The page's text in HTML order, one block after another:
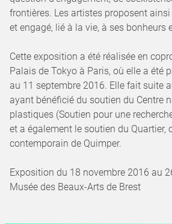
frontières. Les artistes proposent
et engagé, lié à la vie, à ses bonheurs
Cette exposition a été réalisée en
Palais de Tokyo à Paris, où elle a été
au 11 septembre 2016. Elle fait suite
ayant bénéficié du soutien du Centre
plastiques (Soutien pour une
et a également le soutien du Quartier,
contemporain de Quimper.
Exposition du 18 novembre 2016 au
Musée des Beaux-Arts de Brest